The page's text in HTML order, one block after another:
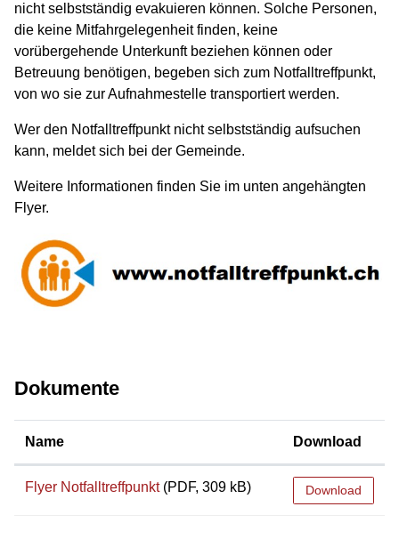
nicht selbstständig evakuieren können. Solche Personen,
die keine Mitfahrgelegenheit finden, keine
vorübergehende Unterkunft beziehen können oder
Betreuung benötigen, begeben sich zum Notfalltreffpunkt,
von wo sie zur Aufnahmestelle transportiert werden.
Wer den Notfalltreffpunkt nicht selbstständig aufsuchen
kann, meldet sich bei der Gemeinde.
Weitere Informationen finden Sie im unten angehängten
Flyer.
Dokumente
Name Download
Flyer Notfalltreffpunkt (PDF, 309 kB) Download